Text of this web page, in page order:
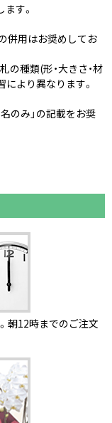
す。
併用はお奨めしてお
種類(形・大きさ・材
により異なります。
のみ」の記載をお奨
朝12時までのご注文